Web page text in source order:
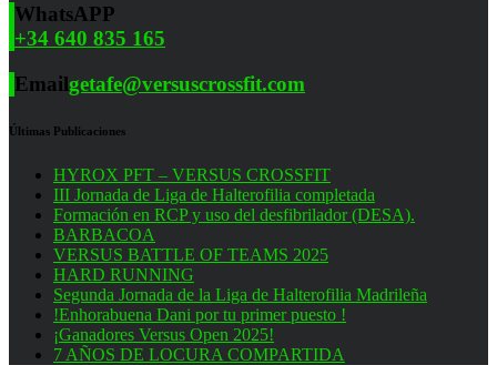
WhatsAPP
+34 640 835 165
Emailgetafe@versuscrossfit.com
Últimas Publicaciones
HYROX PFT – VERSUS CROSSFIT
III Jornada de Liga de Halterofilia completada
Formación en RCP y uso del desfibrilador (DESA).
BARBACOA
VERSUS BATTLE OF TEAMS 2025
HARD RUNNING
Segunda Jornada de la Liga de Halterofilia Madrileña
!Enhorabuena Dani por tu primer puesto !
¡Ganadores Versus Open 2025!
7 AÑOS DE LOCURA COMPARTIDA